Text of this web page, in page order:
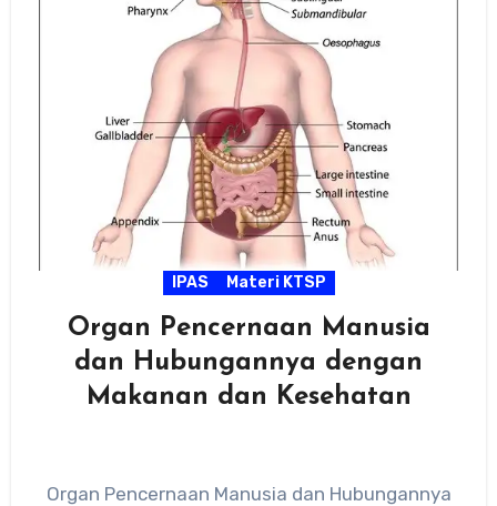
IPAS Materi KTSP
Organ Pencernaan Manusia
dan Hubungannya dengan
Makanan dan Kesehatan
Organ Pencernaan Manusia dan Hubungannya